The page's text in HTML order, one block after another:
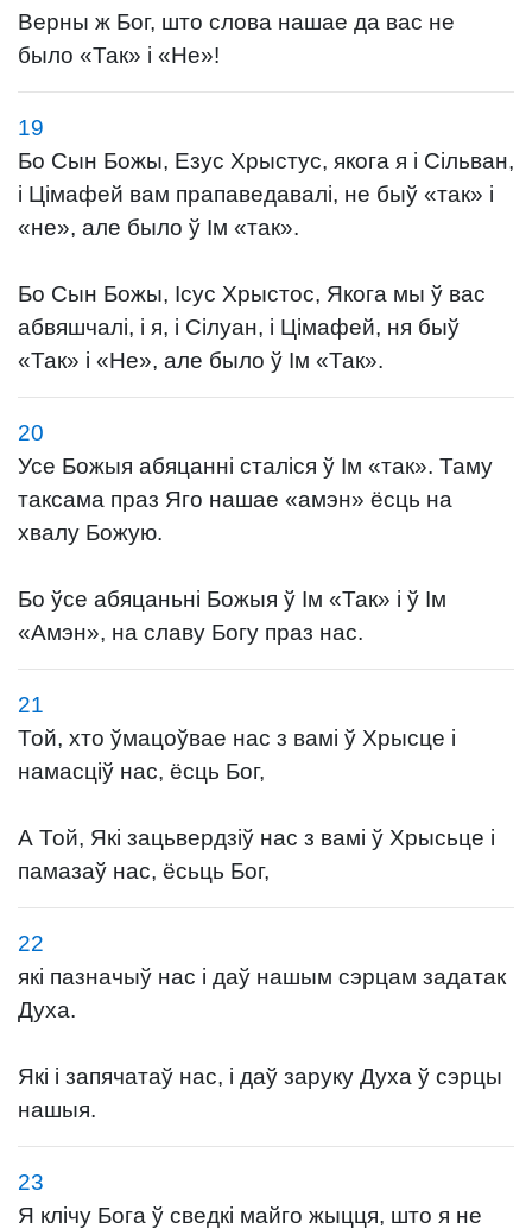
Верны ж Бог, што слова нашае да вас не
было «Так» і «Не»!
19
Бо Сын Божы, Езус Хрыстус, якога я і Сільван,
і Цімафей вам прапаведавалі, не быў «так» і
«не», але было ў Ім «так».
Бо Сын Божы, Ісус Хрыстос, Якога мы ў вас
абвяшчалі, і я, і Сілуан, і Цімафей, ня быў
«Так» і «Не», але было ў Ім «Так».
20
Усе Божыя абяцанні сталіся ў Ім «так». Таму
таксама праз Яго нашае «амэн» ёсць на
хвалу Божую.
Бо ўсе абяцаньні Божыя ў Ім «Так» і ў Ім
«Амэн», на славу Богу праз нас.
21
Той, хто ўмацоўвае нас з вамі ў Хрысце і
намасціў нас, ёсць Бог,
А Той, Які зацьвердзіў нас з вамі ў Хрысьце і
памазаў нас, ёсьць Бог,
22
які пазначыў нас і даў нашым сэрцам задатак
Духа.
Які і запячатаў нас, і даў заруку Духа ў сэрцы
нашыя.
23
Я клічу Бога ў сведкі майго жыцця, што я не